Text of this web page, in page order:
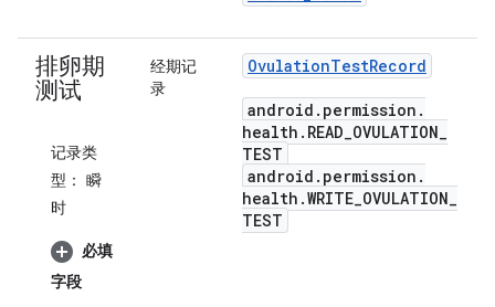
排卵期
测试
记录类
型： 瞬
时
必填
字段
经期记
录
OvulationTestRecord
android . permission .
health . READ_OVULATION_
TEST
android . permission .
health .WRITE_OVULATION_
TEST